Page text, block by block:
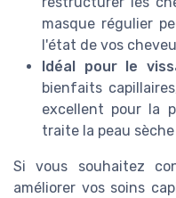
masque régulier
l'état de vos
Idéal pour le
bienfaits
excellent pour la
traite la peau
Si vous souhaitez
améliorer vos soins